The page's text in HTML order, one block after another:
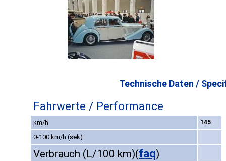
Technische Daten /
Fahrwerte / Performance
km/h 145
0-100 km/h (sek)
Verbrauch (L/100 km)(faq)